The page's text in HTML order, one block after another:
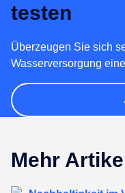
testen
Überzeugen Sie sich
Wasserversorgung
Mehr Artikel